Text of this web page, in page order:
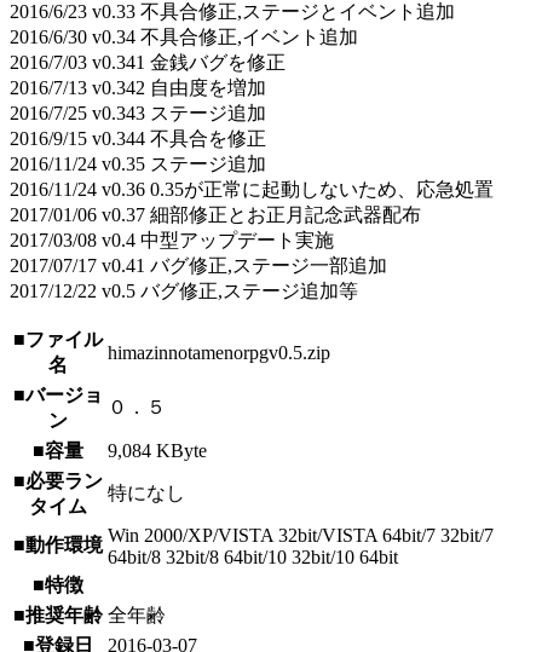
2016/6/23 v0.33 不具合修正,ステージとイベント追加
2016/6/30 v0.34 不具合修正,イベント追加
2016/7/03 v0.341 金銭バグを修正
2016/7/13 v0.342 自由度を増加
2016/7/25 v0.343 ステージ追加
2016/9/15 v0.344 不具合を修正
2016/11/24 v0.35 ステージ追加
2016/11/24 v0.36 0.35が正常に起動しないため、応急処置
2017/01/06 v0.37 細部修正とお正月記念武器配布
2017/03/08 v0.4 中型アップデート実施
2017/07/17 v0.41 バグ修正,ステージ一部追加
2017/12/22 v0.5 バグ修正,ステージ追加等
■ファイル
名
himazinnotamenorpgv0.5.zip
■バージョ
ン
０．５
■容量
9,084 KByte
■必要ラン
タイム
特になし
■動作環境 Win 2000/XP/VISTA 32bit/VISTA 64bit/7 32bit/7
64bit/8 32bit/8 64bit/10 32bit/10 64bit
■特徴
■推奨年齢 全年齢
■登録日
2016-03-07